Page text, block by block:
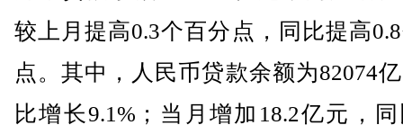
较上月提高0.3个百分点，同比提高
点。其中，人民币贷款余额为82074
比增长9.1%；当月增加18.2亿元，